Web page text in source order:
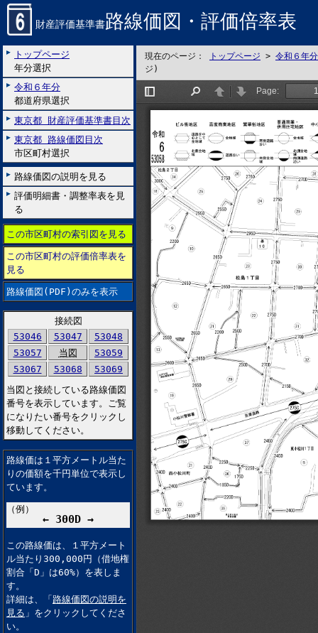
財産評価基準書路線価図・評価倍率表
トップページ
年分選択
令和６年分
都道府県選択
東京都 財産評価基準書目次
東京都 路線価図目次
市区町村選択
路線価図の説明を見る
評価明細書・調整率表を見
る
この市区町村の索引図を見る
この市区町村の評価倍率表を
見る
路線価図(PDF)のみを表示
接続図
53046
53047
53048
53057
当図
53059
53067
53068
53069
当図と接続している路線価図
番号を表示しています。ご覧
になりたい番号をクリックし
移動してください。
路線価は１平方メートル当た
りの価額を千円単位で表示し
ています。
（例）
← 300D →
この路線価は、１平方メート
ル当たり300,000円（借地権
割合「D」は60%）を表しま
す。
詳細は、「 路線価図の説明を
見る 」をクリックしてくださ
い。
現在のページ： トップページ > 令和６年分
ジ)